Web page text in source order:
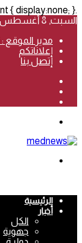
.stream-item-widget-content { display:none; }
السبت, 8 أغسطس 2026
مدير الموقع
إعلاناتكم
إتصل بنا
الرئيسية
أخبار
الكل
جهوية